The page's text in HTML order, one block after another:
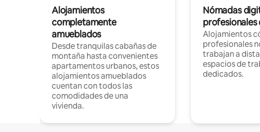
Alojamientos
completamente
amueblados
Desde tranquilas cabañas de
montaña hasta convenientes
apartamentos urbanos, estos
alojamientos amueblados
cuentan con todos las
comodidades de una
vivienda.
Nómadas
profesionales
Alojamientos
profesionales
trabajan a
espacios de
dedicados.